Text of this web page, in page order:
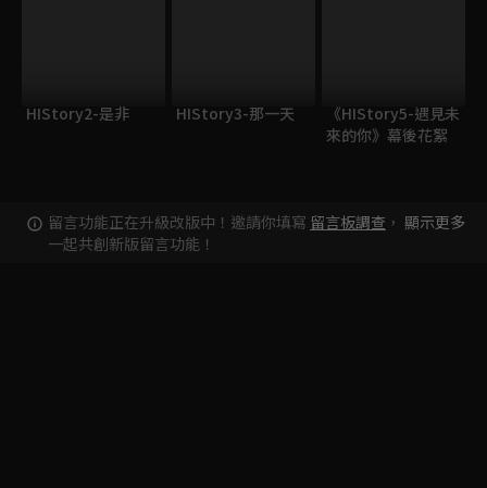
HIStory2-是非 HIStory3-那一天
《HIStory5-遇見未
來的你》幕後花絮
留言功能正在升級改版中！邀請你填寫 留言板調查 ，
一起共創新版留言功能！
顯示更多